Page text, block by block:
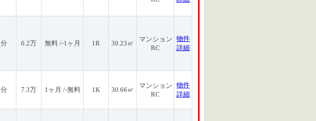
6.2万 無料 /-1ヶ月 1R 30.23㎡
マンション
RC
物件
詳細
7.3万 1ヶ月 /-無料 1K 30.66㎡
マンション
RC
物件
詳細